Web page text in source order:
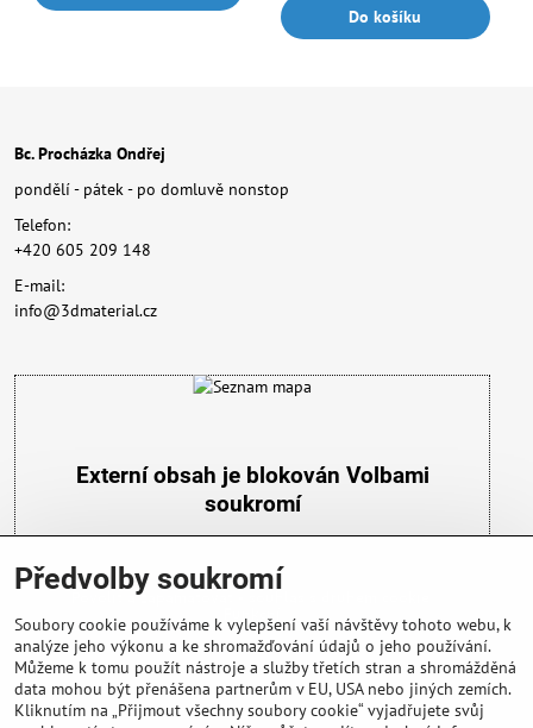
Do košíku
Bc. Procházka Ondřej
pondělí - pátek - po domluvě nonstop
Telefon:
+420 605 209 148
E-mail:
info@3dmaterial.cz
Externí obsah je blokován Volbami
soukromí
Přejete si načíst externí obsah?
Povolit a zapamatovat - souhlas s druhem cookie:
Předvolby soukromí
Soubory cookie používáme k vylepšení vaší návštěvy tohoto webu, k
analýze jeho výkonu a ke shromažďování údajů o jeho používání.
Můžeme k tomu použít nástroje a služby třetích stran a shromážděná
data mohou být přenášena partnerům v EU, USA nebo jiných zemích.
Kliknutím na „Přijmout všechny soubory cookie“ vyjadřujete svůj